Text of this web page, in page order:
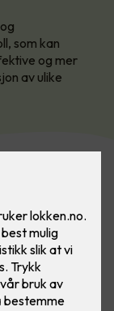
som kan
og mer
av ulike